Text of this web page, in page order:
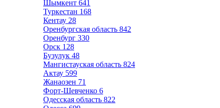
Шымкент 641
Туркестан 168
Кентау 28
Оренбургская область 842
Оренбург 330
Орск 128
Бузулук 48
Мангистауская область 824
Актау 599
Жанаозен 71
Форт-Шевченко 6
Одесская область 822